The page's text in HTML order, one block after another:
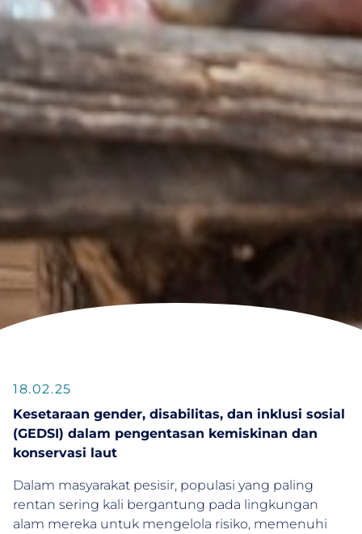
18.02.25
Kesetaraan gender, disabilitas, dan inklusi sosial
(GEDSI) dalam pengentasan kemiskinan dan
konservasi laut
Dalam masyarakat pesisir, populasi yang paling
rentan sering kali bergantung pada lingkungan
alam mereka untuk mengelola risiko, memenuhi